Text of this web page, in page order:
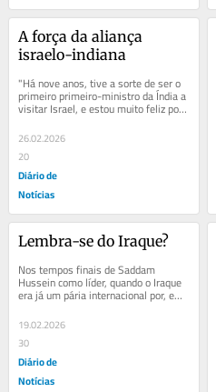
A força da aliança
israelo-indiana
"Há nove anos, tive a sorte de ser o
primeiro primeiro-ministro da Índia a
visitar Israel, e estou muito feliz por
estar aqui novamente,...
26.02.2026
20
Diário de
Notícias
Lembra-se do Iraque?
Nos tempos finais de Saddam
Hussein como líder, quando o Iraque
era já um pária internacional por, em
1990, ter invadido o Kuwait, a
potencial...
19.02.2026
30
Diário de
Notícias